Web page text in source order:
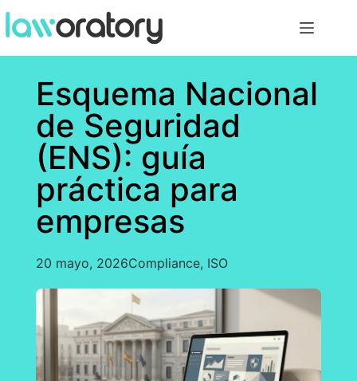
Esquema Nacional
de Seguridad
(ENS): guía
práctica para
empresas
20 mayo, 2026Compliance, ISO